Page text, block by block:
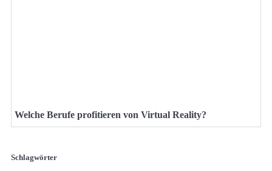
Welche Berufe profitieren von Virtual Reality?
Schlagwörter